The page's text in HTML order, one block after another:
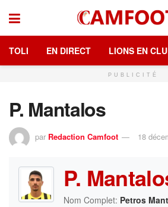
TOLI EN DIRECT LIONS EN
PUBLICITÉ
P. Mantalos
par Redaction Camfoot 18
P.
Nom Complet: Petros